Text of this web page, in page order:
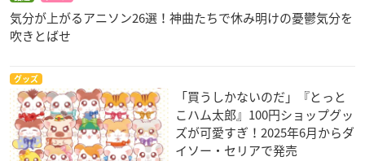
気分が上がるアニソン26選！神曲たちで休み明けの憂鬱気分を
吹きとばせ
グッズ
「買うしかないのだ」『とっと
こハム太郎』100円ショップグッ
ズが可愛すぎ！2025年6月からダ
イソー・セリアで発売